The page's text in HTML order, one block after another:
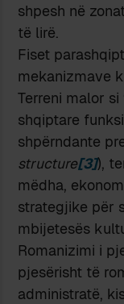
shpesh në
të lirë.
Fiset
mekanizmave
Terreni malor
shqiptare
shpërndante
structure[3]),
mëdha,
strategjike për
mbijetesës
Romanizimi i
pjesërisht të
administratë,